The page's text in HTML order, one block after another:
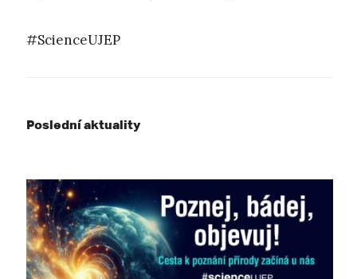
#ScienceUJEP
Poslední aktuality